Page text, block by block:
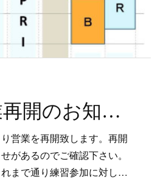
5/7より 営業再開のお知らせ
営業を再開致します。再開
があるのでご確認下さい。
まで通り練習参加に対し…